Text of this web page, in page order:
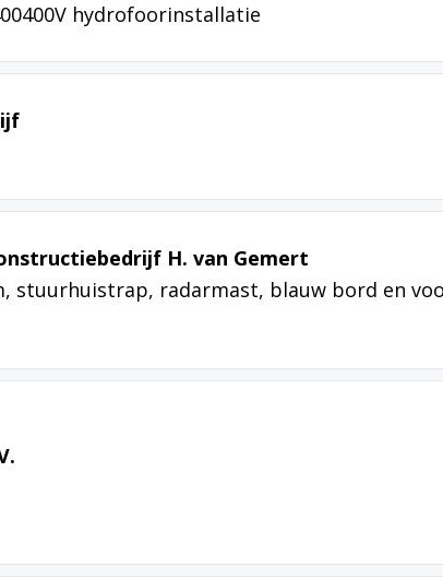
hydrofoorinstallatie
H. van Gemert
stuurhuistrap, radarmast, blauw bord en